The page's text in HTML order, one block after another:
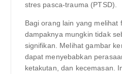
stres pasca-trauma (PTSD).
Bagi orang lain yang melihat
dampaknya mungkin tidak
signifikan. Melihat gambar
dapat menyebabkan
ketakutan, dan kecemasan.